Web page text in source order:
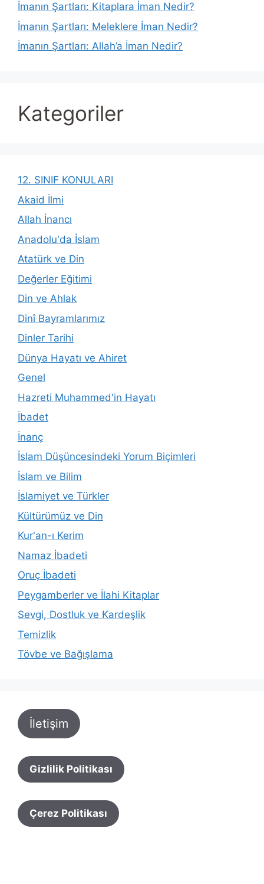
İmanın Şartları: Kitaplara İman Nedir?
İmanın Şartları: Meleklere İman Nedir?
İmanın Şartları: Allah’a İman Nedir?
Kategoriler
12. SINIF KONULARI
Akaid İlmi
Allah İnancı
Anadolu'da İslam
Atatürk ve Din
Değerler Eğitimi
Din ve Ahlak
Dinî Bayramlarımız
Dinler Tarihi
Dünya Hayatı ve Ahiret
Genel
Hazreti Muhammed'in Hayatı
İbadet
İnanç
İslam Düşüncesindeki Yorum Biçimleri
İslam ve Bilim
İslamiyet ve Türkler
Kültürümüz ve Din
Kur'an-ı Kerim
Namaz İbadeti
Oruç İbadeti
Peygamberler ve İlahi Kitaplar
Sevgi, Dostluk ve Kardeşlik
Temizlik
Tövbe ve Bağışlama
İletişim
Gizlilik Politikası
Çerez Politikası